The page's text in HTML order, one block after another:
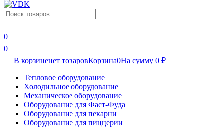
0
0
В корзиненет товаровКорзина0На сумму 0 ₽
Тепловое оборудование
Холодильное оборудование
Механическое оборудование
Оборудование для Фаст-Фуда
Оборудование для пекарни
Оборудование для пиццерии